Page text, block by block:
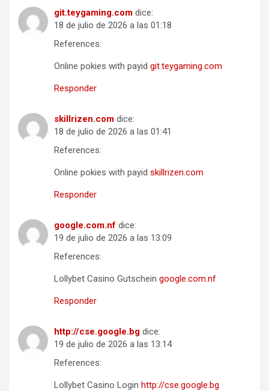
git.teygaming.com dice:
18 de julio de 2026 a las 01:18
References:
Online pokies with payid git.teygaming.com
Responder
skillrizen.com dice:
18 de julio de 2026 a las 01:41
References:
Online pokies with payid skillrizen.com
Responder
google.com.nf dice:
19 de julio de 2026 a las 13:09
References:
Lollybet Casino Gutschein google.com.nf
Responder
http://cse.google.bg dice:
19 de julio de 2026 a las 13:14
References:
Lollybet Casino Login http://cse.google.bg